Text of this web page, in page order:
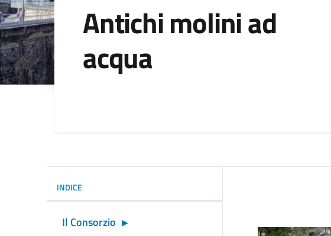
Antichi molini ad
acqua
INDICE
Il Consorzio